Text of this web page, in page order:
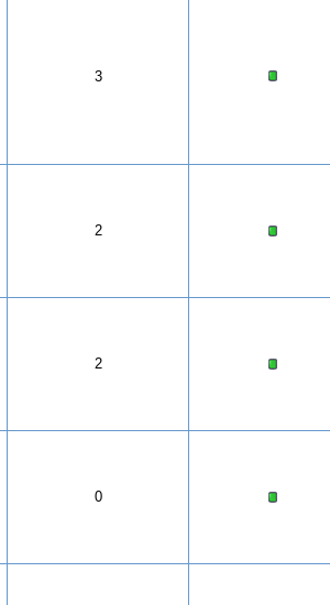
3
2
2
0